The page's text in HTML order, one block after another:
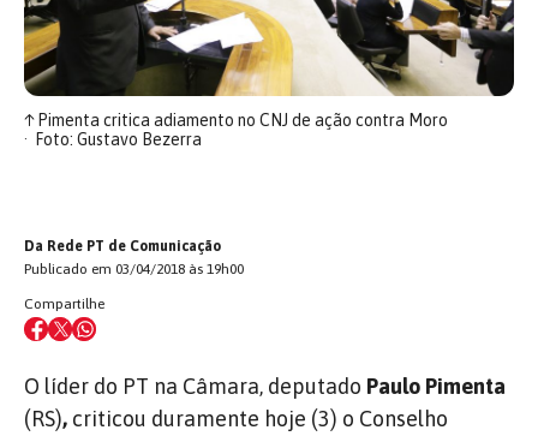
↑Pimenta critica adiamento no CNJ de ação contra Moro
Foto: Gustavo Bezerra
Da Rede PT de Comunicação
Publicado em 03/04/2018 às 19h00
Compartilhe
O líder do PT na Câmara, deputado Paulo Pimenta
(RS), criticou duramente hoje (3) o Conselho